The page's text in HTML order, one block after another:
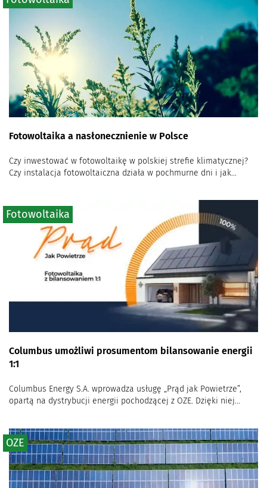
Fotowoltaika a nasłonecznienie w Polsce
Czy inwestować w fotowoltaikę w polskiej strefie klimatycznej?
Czy instalacja fotowoltaiczna działa w pochmurne dni i jak...
Columbus umożliwi prosumentom bilansowanie energii
1:1
Columbus Energy S.A. wprowadza usługę „Prąd jak Powietrze”,
opartą na dystrybucji energii pochodzącej z OZE. Dzięki niej...
Fotowoltaika
OZE